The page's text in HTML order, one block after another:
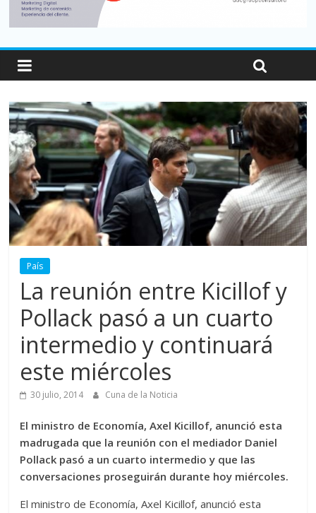
País
La reunión entre Kicillof y
Pollack pasó a un cuarto
intermedio y continuará
este miércoles
30 julio, 2014 Cuna de la Noticia
El ministro de Economía, Axel Kicillof, anunció esta
madrugada que la reunión con el mediador Daniel
Pollack pasó a un cuarto intermedio y que las
conversaciones proseguirán durante hoy miércoles.
El ministro de Economía, Axel Kicillof, anunció esta